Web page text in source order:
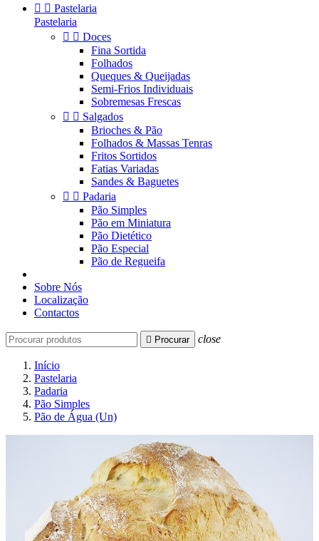
  Pastelaria
Pastelaria
  Doces
Fina Sortida
Folhados
Queques & Queijadas
Semi-Frios Individuais
Sobremesas Frescas
  Salgados
Brioches & Pão
Folhados & Massas Tenras
Fritos Sortidos
Fatias Variadas
Sandes & Baguetes
  Padaria
Pão Simples
Pão em Miniatura
Pão Dietético
Pão Especial
Pão de Regueifa
Sobre Nós
Localização
Contactos
 Procurar close
Início
Pastelaria
Padaria
Pão Simples
Pão de Água (Un)